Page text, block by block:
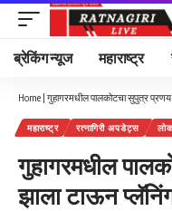
ब्रेकिंग न्यूज महाराष्ट्र
Home | गुहागरमधील पालकोटचा सुपुत्र प्रणय
महाराष्ट्र रत्नागिरी अपडेट्स
गुहागरमधील
झाला टाऊन